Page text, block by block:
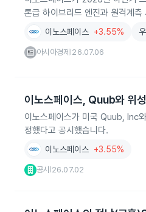
톤급 하이브리드 엔진과 원격계
이노스페이스 +3.55%
아시아경제 26.07.06
이노스페이스, Quub와 위
이노스페이스가 미국 Quub, Inc
정했다고 공시했습니다.
이노스페이스 +3.55%
공시 26.07.02